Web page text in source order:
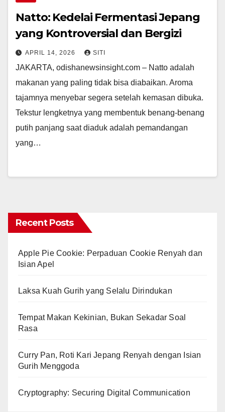
Natto: Kedelai Fermentasi Jepang
yang Kontroversial dan Bergizi
APRIL 14, 2026 SITI
JAKARTA, odishanewsinsight.com – Natto adalah
makanan yang paling tidak bisa diabaikan. Aroma
tajamnya menyebar segera setelah kemasan dibuka.
Tekstur lengketnya yang membentuk benang-benang
putih panjang saat diaduk adalah pemandangan
yang…
Recent Posts
Apple Pie Cookie: Perpaduan Cookie Renyah dan
Isian Apel
Laksa Kuah Gurih yang Selalu Dirindukan
Tempat Makan Kekinian, Bukan Sekadar Soal
Rasa
Curry Pan, Roti Kari Jepang Renyah dengan Isian
Gurih Menggoda
Cryptography: Securing Digital Communication